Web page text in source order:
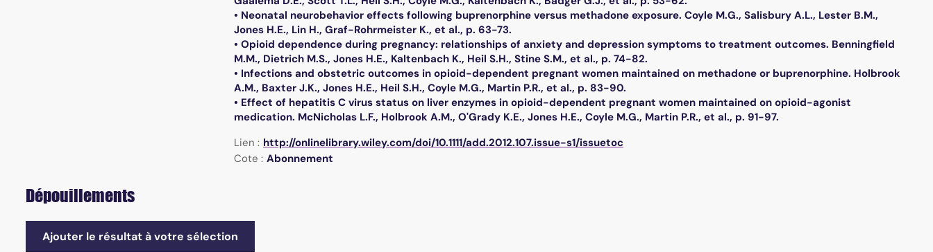
• Neonatal neurobehavior effects following buprenorphine versus methadone exposure. Coyle M.G., Salisbury A.L., Lester B.M.,
Jones H.E., Lin H., Graf-Rohrmeister K., et al., p. 63-73.
• Opioid dependence during pregnancy: relationships of anxiety and depression symptoms to treatment outcomes. Benningfield
M.M., Dietrich M.S., Jones H.E., Kaltenbach K., Heil S.H., Stine S.M., et al., p. 74-82.
• Infections and obstetric outcomes in opioid-dependent pregnant women maintained on methadone or buprenorphine. Holbrook
A.M., Baxter J.K., Jones H.E., Heil S.H., Coyle M.G., Martin P.R., et al., p. 83-90.
• Effect of hepatitis C virus status on liver enzymes in opioid-dependent pregnant women maintained on opioid-agonist
medication. McNicholas L.F., Holbrook A.M., O'Grady K.E., Jones H.E., Coyle M.G., Martin P.R., et al., p. 91-97.
Lien : http://onlinelibrary.wiley.com/doi/10.1111/add.2012.107.issue-s1/issuetoc
Cote : Abonnement
Dépouillements
Ajouter le résultat à votre sélection